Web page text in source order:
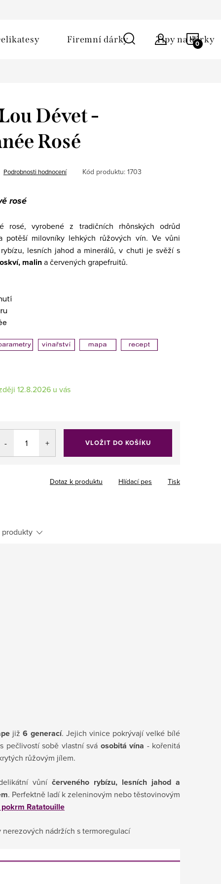
Firemní dárky Tipy na dárky
Dévet -
Rosé
Podrobnosti hodnocení Kód produktu: 1703
rosé
rosé, vyrobené z tradičních rhônských odrůd
potěší milovníky lehkých růžových vín. Ve vůni
lesních jahod a minerálů, v chuti je svěží s
malina červených grapefruitů.
12.8.2026
VLOŽIT DO KOŠÍKU
Tisk
Dotaz k produktu Hlídací pes
produkty
již 6 generací. Jejich vinice pokrývají velké bílé
pečlivostí sobě vlastní svá osobitá vína - kořenitá
růžovým jílem.
vůní červeného rybízu, lesních jahod a
. Perfektně ladí k zeleninovým nebo těstovinovým
Ratatouille
nádržích s termoregulací